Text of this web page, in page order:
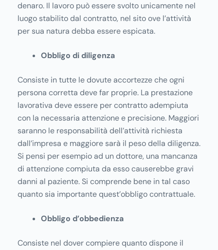
denaro. Il lavoro può essere svolto unicamente nel
luogo stabilito dal contratto, nel sito ove l’attività
per sua natura debba essere espicata.
Obbligo di diligenza
Consiste in tutte le dovute accortezze che ogni
persona corretta deve far proprie. La prestazione
lavorativa deve essere per contratto adempiuta
con la necessaria attenzione e precisione. Maggiori
saranno le responsabilità dell’attività richiesta
dall’impresa e maggiore sarà il peso della diligenza.
Si pensi per esempio ad un dottore, una mancanza
di attenzione compiuta da esso causerebbe gravi
danni al paziente. Si comprende bene in tal caso
quanto sia importante quest’obbligo contrattuale.
Obbligo d’obbedienza
Consiste nel dover compiere quanto dispone il